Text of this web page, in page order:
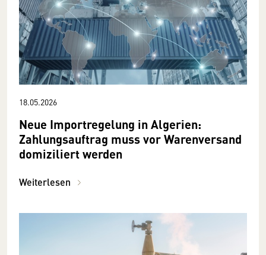
18.05.2026
Neue Importregelung in Algerien:
Zahlungsauftrag muss vor Warenversand
domiziliert werden
Weiterlesen